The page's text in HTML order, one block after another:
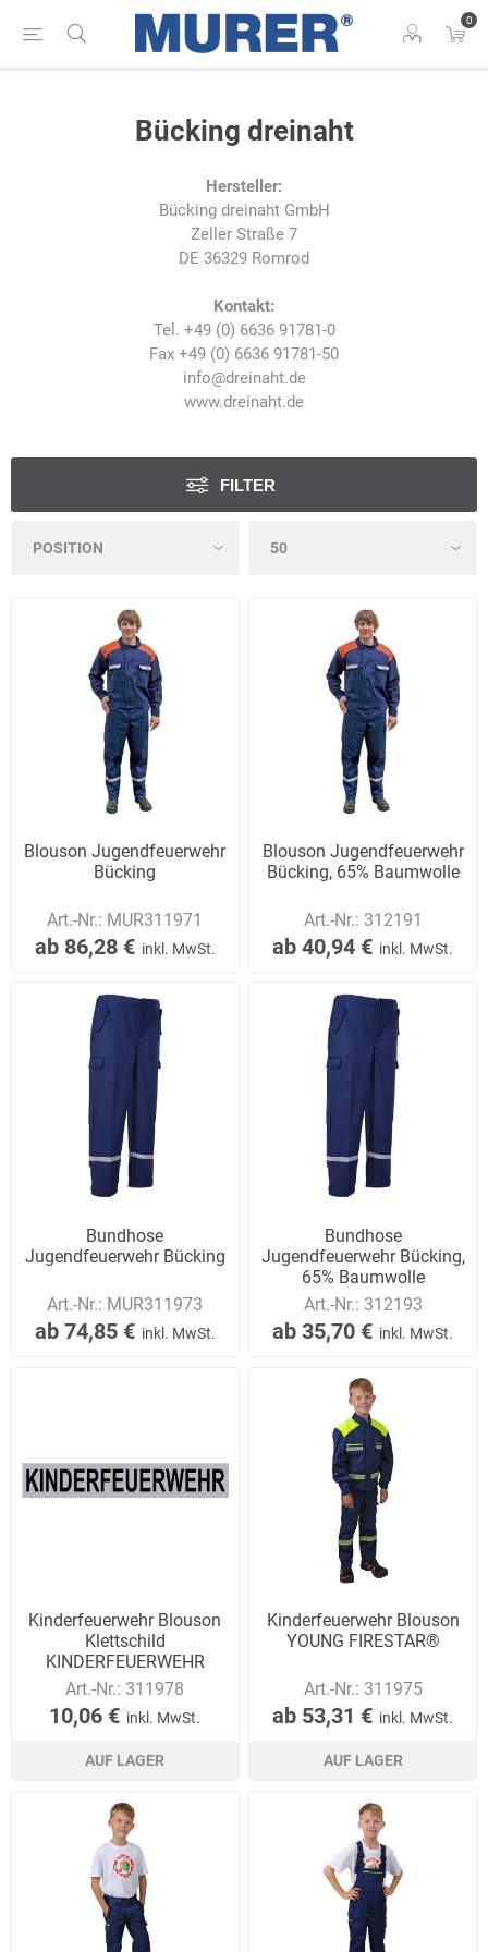
0
Bücking dreinaht
Hersteller:
Bücking dreinaht GmbH
Zeller Straße 7
DE 36329 Romrod
Kontakt:
Tel. +49 (0) 6636 91781-0
Fax +49 (0) 6636 91781-50
info@dreinaht.de
www.dreinaht.de
FILTER
Blouson Jugendfeuerwehr
Bücking
Art.-Nr.: MUR311971
ab 86,28 € inkl. MwSt.
Blouson Jugendfeuerwehr
Bücking, 65% Baumwolle
Art.-Nr.: 312191
ab 40,94 € inkl. MwSt.
Bundhose
Jugendfeuerwehr Bücking
Art.-Nr.: MUR311973
ab 74,85 € inkl. MwSt.
Bundhose
Jugendfeuerwehr Bücking,
65% Baumwolle
Art.-Nr.: 312193
ab 35,70 € inkl. MwSt.
Kinderfeuerwehr Blouson
Klettschild
KINDERFEUERWEHR
Art.-Nr.: 311978
10,06 € inkl. MwSt.
AUF LAGER
Kinderfeuerwehr Blouson
YOUNG FIRESTAR®
Art.-Nr.: 311975
ab 53,31 € inkl. MwSt.
AUF LAGER